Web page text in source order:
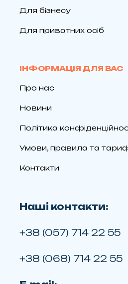
Для бізнесу
Для приватних осіб
ІНФОРМАЦІЯ ДЛЯ ВАС
Про нас
Новини
Політика
Умови, правила та
Контакти
Наші контакти:
+38 (057) 714 22 55
+38 (068) 714 22 55